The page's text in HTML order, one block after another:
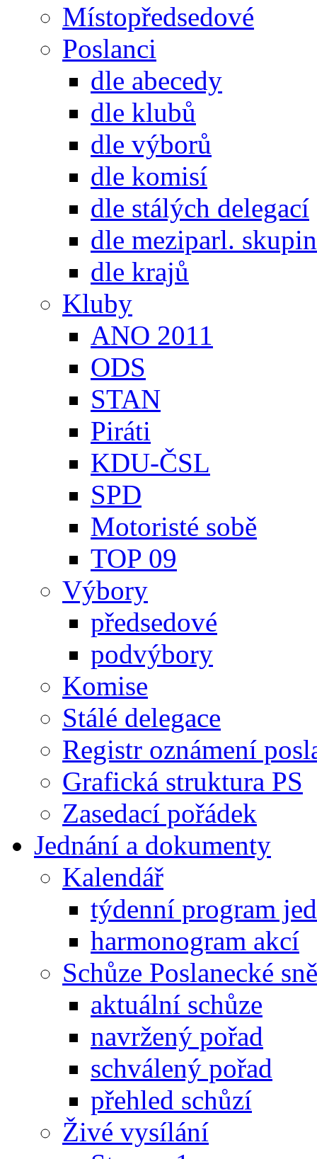
Místopředsedové
Poslanci
dle abecedy
dle klubů
dle výborů
dle komisí
dle stálých delegací
dle meziparl. skupin
dle krajů
Kluby
ANO 2011
ODS
STAN
Piráti
KDU-ČSL
SPD
Motoristé sobě
TOP 09
Výbory
předsedové
podvýbory
Komise
Stálé delegace
Registr oznámení
Grafická struktura PS
Zasedací pořádek
Jednání a dokumenty
Kalendář
týdenní program
harmonogram akcí
Schůze Poslanecké
aktuální schůze
navržený pořad
schválený pořad
přehled schůzí
Živé vysílání